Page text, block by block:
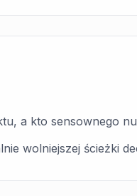
a kto sensownego
wolniejszej ścieżki